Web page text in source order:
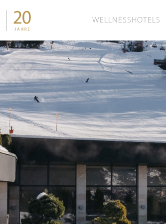
WELLNESSHOTELS